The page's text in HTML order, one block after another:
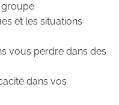
groupe
et les situations
vous perdre dans des
dans vos